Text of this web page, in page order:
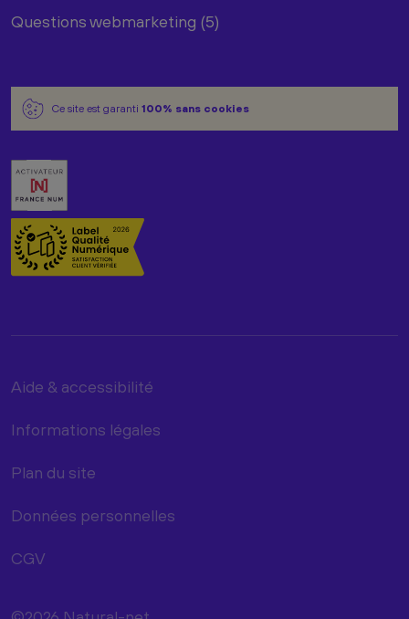
Questions webmarketing (5)
Ce site est garanti 100% sans cookies
Aide & accessibilité
Informations légales
Plan du site
Données personnelles
CGV